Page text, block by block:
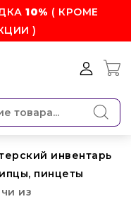
10% ( КРОМЕ
)
инвентарь
пинцеты
из